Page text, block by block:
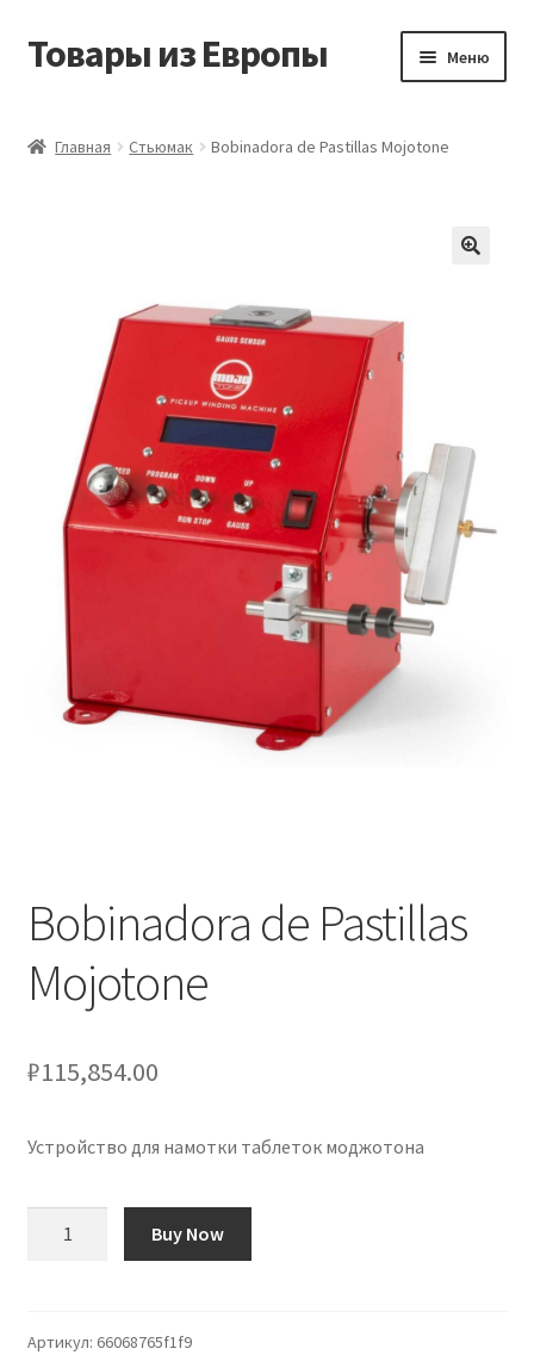
Перейти
Перейти
Товары из Европы Меню
Мой аккаунт
Оставить отзыв
Оформление заказа
Подтверждение заказа
Скидки
Главная Стьюмак Bobinadora de Pastillas Mojotone
Bobinadora de Pastillas
Mojotone
₽115,854.00
Устройство для намотки таблеток моджотона
Pastillas
Buy Now
Артикул: 66068765f1f9